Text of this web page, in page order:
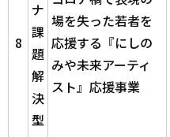
8
ナ
課
題
解
決
型
場を失った若者を
応援する 『にしの
みや未来アーティ
スト』 応援事業